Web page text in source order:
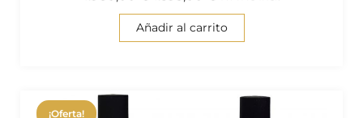
Añadir al carrito
¡Oferta!